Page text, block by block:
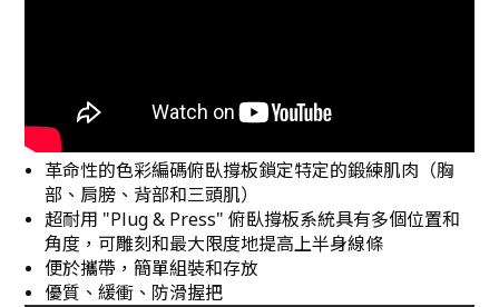
革命性的色彩編碼俯臥撐板鎖定特定的鍛練肌肉（胸
部、肩膀、背部和三頭肌）
超耐用 "Plug & Press" 俯臥撐板系統具有多個位置和
角度，可雕刻和最大限度地提高上半身線條
便於攜帶，簡單組裝和存放
優質、緩衝、防滑握把